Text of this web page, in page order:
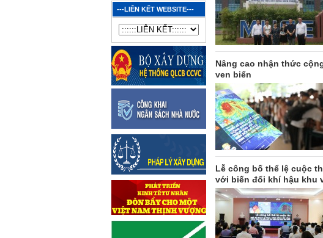
---LIÊN KẾT WEBSITE---
Nâng cao nhận thức
ven biển
Lễ công bố thể lệ cuộc
với biến đổi khí hậu khu